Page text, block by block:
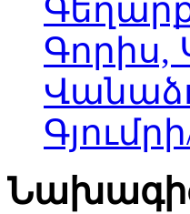
Գորիս,
Նախագիծ